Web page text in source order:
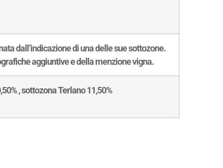
dall’indicazione di una delle sue sottozone.
aggiuntive e della menzione vigna.
, sottozona Terlano 11,50%